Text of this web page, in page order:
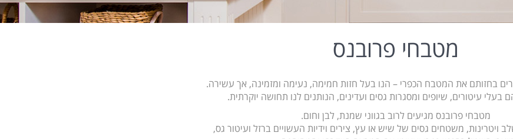
מטבחי פרובנס
בחזותם את המטבח הכפרי – הנו בעל חזות חמימה, נעימה ומזמינה, אך עשירה.
בעלי עיטורים, שיופים ומסגרות גסים ועדינים, הנותנים לנו תחושה יוקרתית.
מטבחי פרובנס מגיעים לרוב בגווני שמנת, לבן וחום.
ויטרינות, משטחים גסים של שיש או עץ, צירים וידיות העשויים ברזל ועיטור גס,